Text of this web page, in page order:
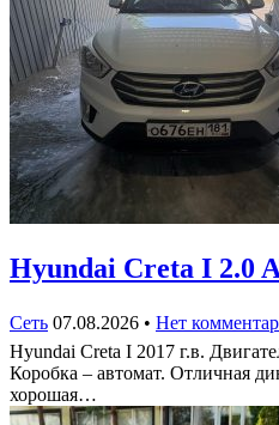
Hyundai Creta I 2.0
Сеть 07.08.2026 • Нет
Hyundai Creta I 2017 г.в.
Коробка – автомат. Отличная
хорошая…